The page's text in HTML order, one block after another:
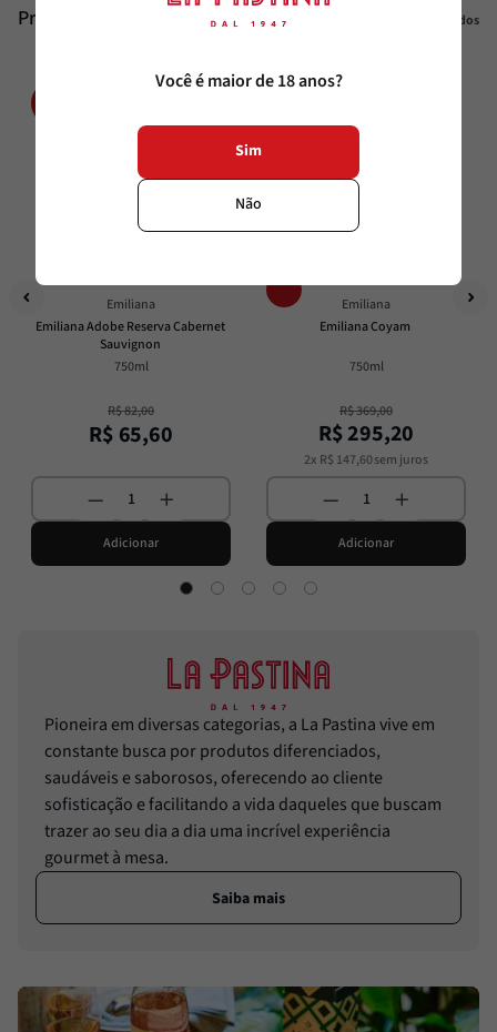
Produtos similares Veja todos
Emiliana
Emiliana Adobe Reserva Cabernet
Sauvignon
750ml
R$82,00
R$ 65,60
Adicionar
Emiliana
Emiliana Coyam
750ml
R$369,00
R$295,20
2x R$ 147,60sem juros
Adicionar
Pioneira em diversas categorias, a La Pastina vive em
constante busca por produtos diferenciados,
saudáveis e saborosos, oferecendo ao cliente
sofisticação e facilitando a vida daqueles que buscam
trazer ao seu dia a dia uma incrível experiência
gourmet à mesa.
Saiba mais
Você é maior de 18 anos?
Sim
Não